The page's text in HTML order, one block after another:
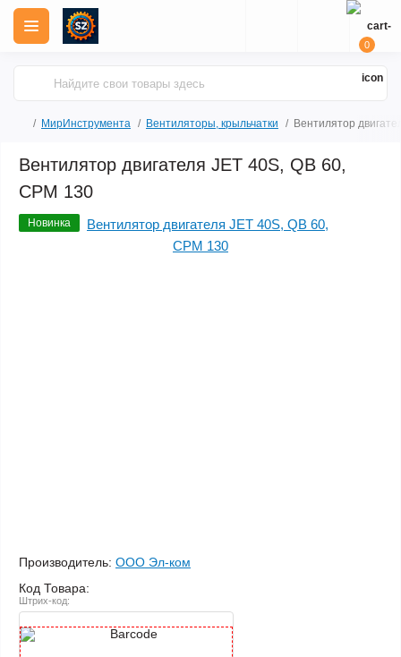
0
МирИнструмента Вентиляторы, крыльчатки Вентилятор
Вентилятор двигателя JET 40S, QB 60,
CPM 130
Новинка
Производитель: ООО Эл-ком
Код Товара:
Штрих-код: